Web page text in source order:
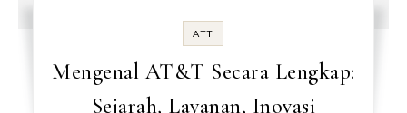
ATT
Mengenal AT&T Secara Lengkap:
Sejarah, Layanan, Inovasi